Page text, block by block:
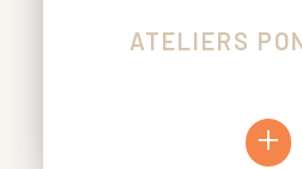
ATELIERS
+